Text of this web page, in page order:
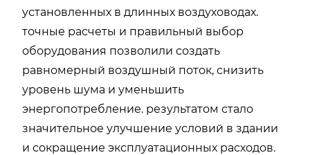
установленных в длинных воздуховодах.
точные расчеты и правильный выбор
оборудования позволили создать
равномерный воздушный поток, снизить
уровень шума и уменьшить
энергопотребление. результатом стало
значительное улучшение условий в здании
и сокращение эксплуатационных расходов.